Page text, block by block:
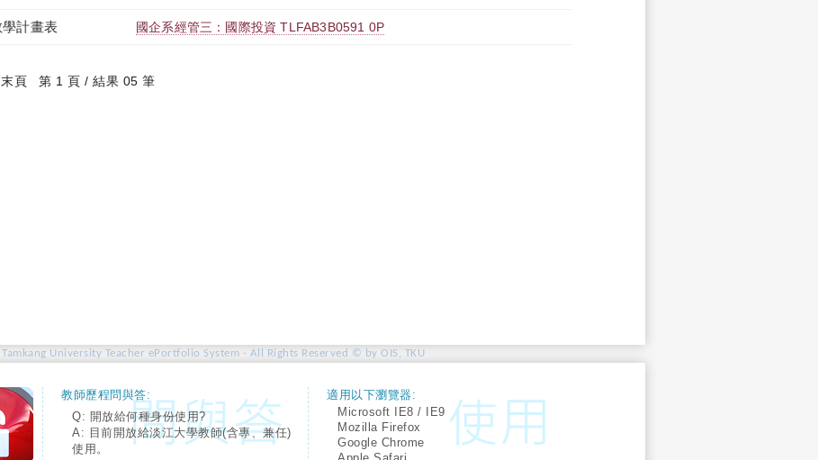
學計畫表 國企系經管三：國際投資 TLFAB3B0591 0P
末頁 第 1 頁 / 結果 05 筆
Tamkang University Teacher ePortfolio System - All Rights Reserved © by OIS, TKU
教師歷程問與答:
Q: 開放給何種身份使用?
A: 目前開放給淡江大學教師(含專、兼任)
使用。
適用以下瀏覽器:
Microsoft IE8 / IE9
Mozilla Firefox
Google Chrome